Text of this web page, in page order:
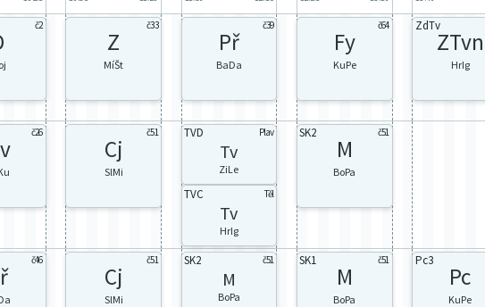
č2 č33
Z
MíŠt
č39
Př
BaDa
č64
Fy
KuPe
ZdTv
ZTvn
HrIg
č26 č51
Cj
SlMi
TVD Plav
Tv
ZiLe
TVC Těl
Tv
HrIg
SK2 č51
M
BoPa
č46 č51
Cj
SlMi
SK2 č51
M
BoPa
SK1 č51
M
BoPa
Pc3
Pc
KuPe